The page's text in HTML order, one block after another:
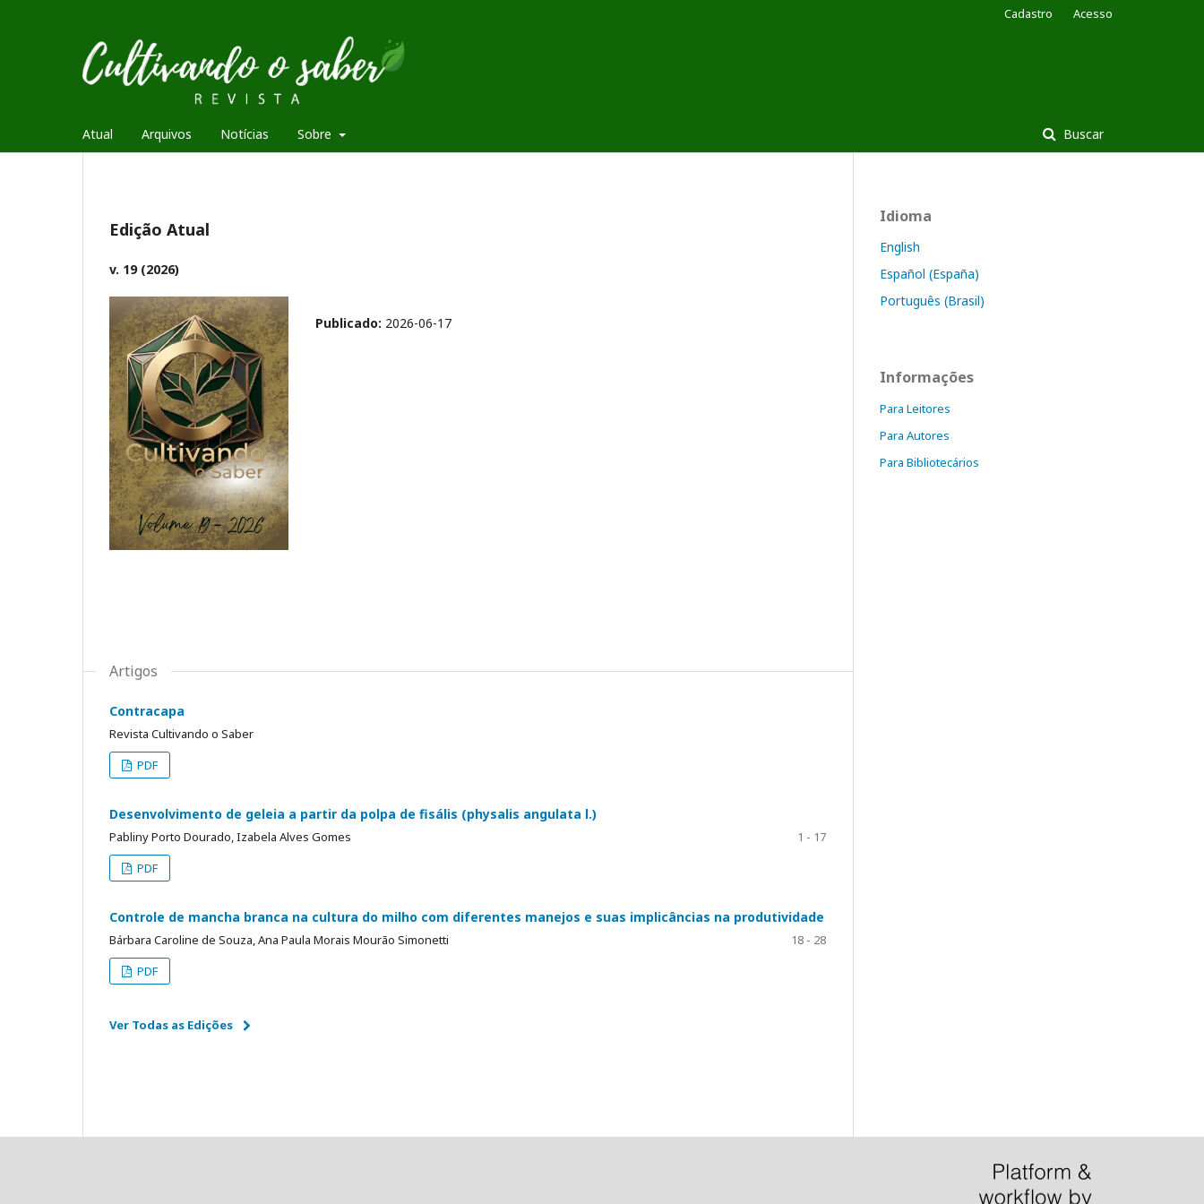
Atual Arquivos Notícias Sobre Buscar
Cadastro Acesso
Edição Atual
v. 19 (2026)
Publicado: 2026-06-17
Artigos
Contracapa
Revista Cultivando o Saber
PDF
Desenvolvimento de geleia a partir da polpa de fisális (physalis angulata l.)
Pabliny Porto Dourado, Izabela Alves Gomes
1 - 17
PDF
Controle de mancha branca na cultura do milho com diferentes manejos e suas implicâncias na produtividade
Bárbara Caroline de Souza, Ana Paula Morais Mourão Simonetti
18 - 28
PDF
Ver Todas as Edições
Idioma
English
Español (España)
Português (Brasil)
Informações
Para Leitores
Para Autores
Para Bibliotecários